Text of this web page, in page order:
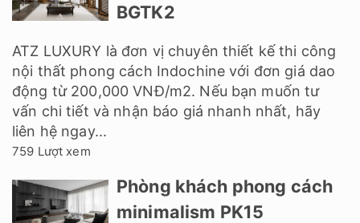
BGTK2
ATZ LUXURY là đơn vị chuyên thiết kế thi công
nội thất phong cách Indochine với đơn giá dao
động từ 200,000 VNĐ/m2. Nếu bạn muốn tư
vấn chi tiết và nhận báo giá nhanh nhất, hãy
liên hệ ngay...
759 Lượt xem
Phòng khách phong cách
minimalism PK15